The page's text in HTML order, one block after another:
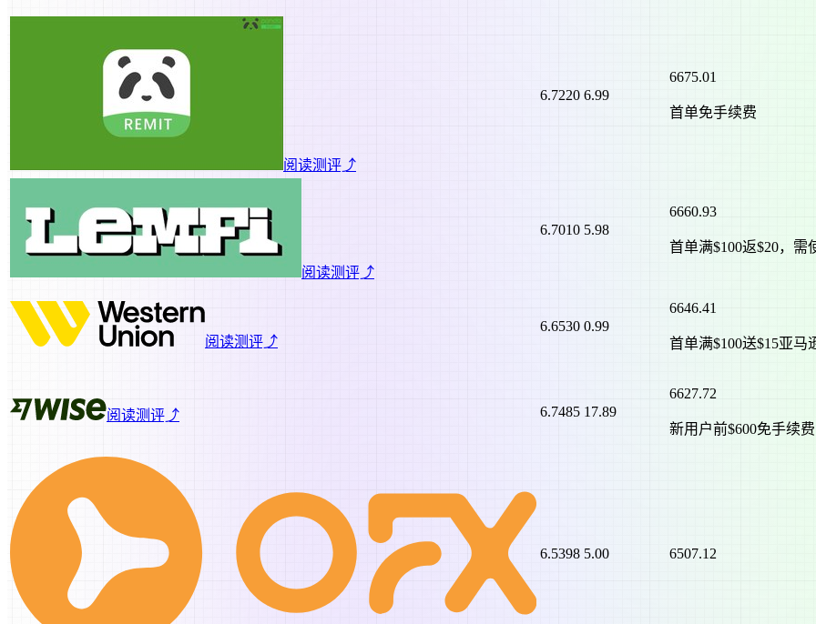
阅读测评⤴
6.7220 6.99
6675.01
首单免手续费
阅读测评⤴
6.7010 5.98
6660.93
首单满$100返$20，
阅读测评⤴
6.6530 0.99
6646.41
首单满$100送$15亚马
阅读测评⤴ 6.7485 17.89
6627.72
新用户前$600免手续费
6.5398 5.00 6507.12